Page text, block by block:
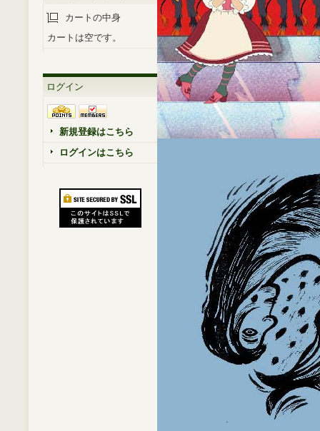
カートの中身
カートは空です。
ログイン
新規登録はこちら
ログインはこちら